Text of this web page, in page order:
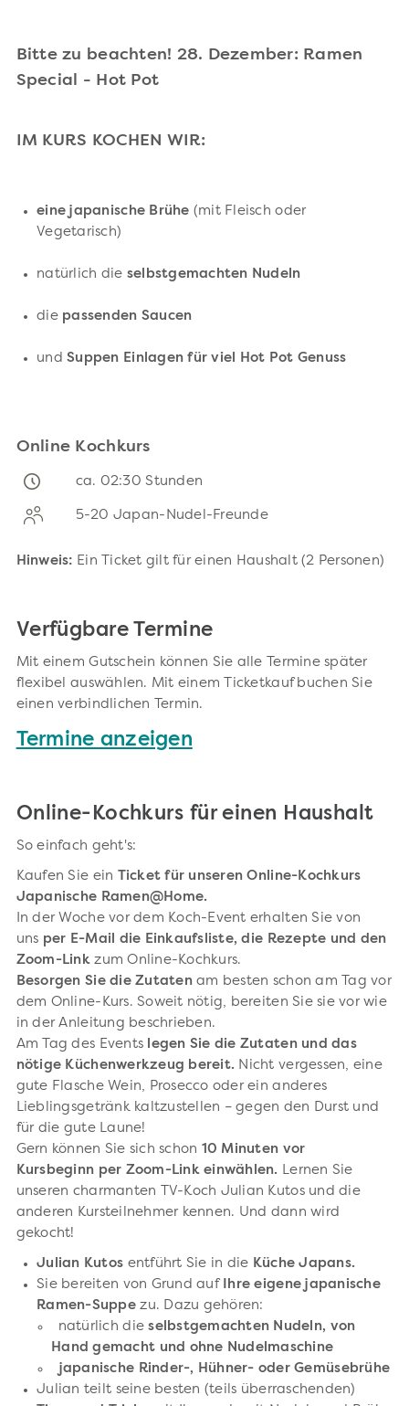
Bitte zu beachten! 28. Dezember: Ramen
Special - Hot Pot
IM KURS KOCHEN WIR:
eine japanische Brühe (mit Fleisch oder
Vegetarisch)
natürlich die selbstgemachten Nudeln
die passenden Saucen
undSuppen Einlagen für viel Hot Pot Genuss
Online Kochkurs
ca. 02:30 Stunden
5-20 Japan-Nudel-Freunde
Hinweis: Ein Ticket gilt für einen Haushalt (2 Personen)
Verfügbare Termine
Mit einem Gutschein können Sie alle Termine später
flexibel auswählen. Mit einem Ticketkauf buchen Sie
einen verbindlichen Termin.
Termine anzeigen
Online-Kochkurs für einen Haushalt
So einfach geht's:
Kaufen Sie ein Ticket für unseren Online-Kochkurs
Japanische Ramen@Home.
In der Woche vor dem Koch-Event erhalten Sie von
uns per E-Mail die Einkaufsliste, die Rezepte und den
Zoom-Linkzum Online-Kochkurs.
Besorgen Sie die Zutatenam besten schon am Tag vor
dem Online-Kurs. Soweit nötig, bereiten Sie sie vor wie
in der Anleitung beschrieben.
Am Tag des Events legen Sie die Zutaten und das
nötige Küchenwerkzeug bereit. Nicht vergessen, eine
gute Flasche Wein, Prosecco oder ein anderes
Lieblingsgetränk kaltzustellen – gegen den Durst und
für die gute Laune!
Gern können Sie sich schon 10 Minuten vor
Kursbeginn per Zoom-Link einwählen. Lernen Sie
unseren charmanten TV-Koch Julian Kutos und die
anderen Kursteilnehmer kennen. Und dann wird
gekocht!
Julian Kutos entführt Sie in die Küche Japans.
Sie bereiten von Grund aufIhre eigene japanische
Ramen-Suppe zu. Dazu gehören:
natürlich dieselbstgemachten Nudeln, von
Hand gemacht und ohne Nudelmaschine
japanische Rinder-, Hühner- oder Gemüsebrühe
Julian teilt seine besten (teils überraschenden)